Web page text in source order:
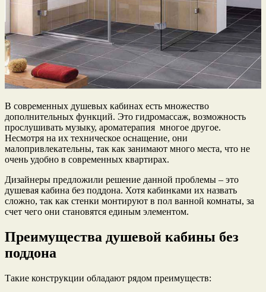
В современных душевых кабинах есть множество
дополнительных функций. Это гидромассаж, возможность
прослушивать музыку, ароматерапия многое другое.
Несмотря на их техническое оснащение, они
малопривлекательны, так как занимают много места, что не
очень удобно в современных квартирах.
Дизайнеры предложили решение данной проблемы – это
душевая кабина без поддона. Хотя кабинками их назвать
сложно, так как стенки монтируют в пол ванной комнаты, за
счет чего они становятся единым элементом.
Преимущества душевой кабины без
поддона
Такие конструкции обладают рядом преимуществ: